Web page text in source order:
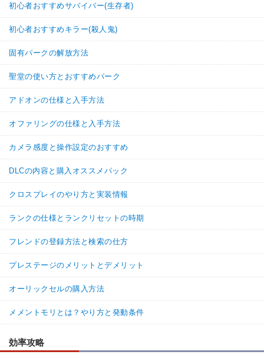
初心者おすすめサバイバー(生存者)
初心者おすすめキラー(殺人鬼)
固有パークの解放方法
聖堂の使い方とおすすめパーク
アドオンの仕様と入手方法
オファリングの仕様と入手方法
カメラ感度と操作設定のおすすめ
DLCの内容と購入オススメパック
クロスプレイのやり方と実装情報
ランクの仕様とランクリセットの時期
フレンドの登録方法と検索の仕方
プレステージのメリットとデメリット
オーリックセルの購入方法
メメントモリとは？やり方と発動条件
効率攻略